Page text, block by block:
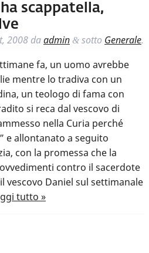
scappatella,
2008 daadmin & sotto Generale.
fa, un uomo avrebbe
mentre lo tradiva con un
un teologo di fama con
si reca dal vescovo di
nella Curia perché
e allontanato a seguito
con la promessa che la
contro il sacerdote
vescovo Daniel sul settimanale
tutto »